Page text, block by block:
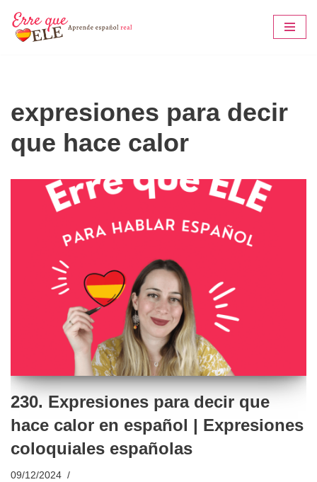
Saltar
expresiones para decir
que hace calor
230. Expresiones para decir que
hace calor en español | Expresiones
coloquiales españolas
09/12/2024